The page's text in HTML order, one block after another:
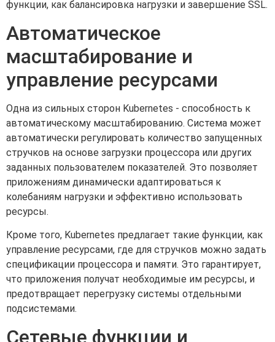
функции, как балансировка нагрузки и завершение SSL.
Автоматическое
масштабирование и
управление ресурсами
Одна из сильных сторон Kubernetes - способность к
автоматическому масштабированию. Система может
автоматически регулировать количество запущенных
стручков на основе загрузки процессора или других
заданных пользователем показателей. Это позволяет
приложениям динамически адаптироваться к
колебаниям нагрузки и эффективно использовать
ресурсы.
Кроме того, Kubernetes предлагает такие функции, как
управление ресурсами, где для стручков можно задать
спецификации процессора и памяти. Это гарантирует,
что приложения получат необходимые им ресурсы, и
предотвращает перегрузку системы отдельными
подсистемами.
Сетевые функции и